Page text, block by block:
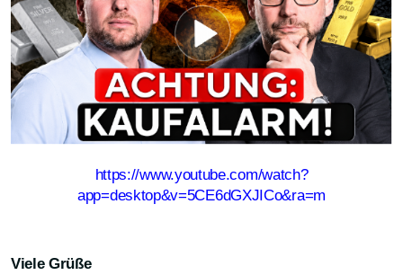
https://www.youtube.com/watch?
app=desktop&v=5CE6dGXJICo&ra=m
Viele Grüße